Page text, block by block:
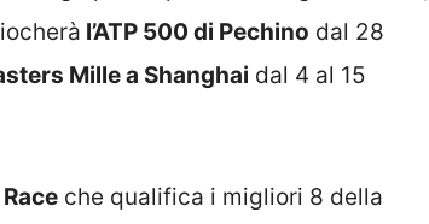
l’ATP 500 di Pechino dal 28
Mille a Shanghai dal 4 al 15
che qualifica i migliori 8 della